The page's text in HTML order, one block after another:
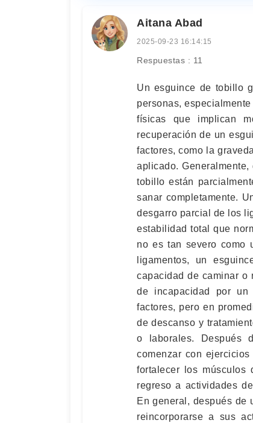
Aitana Abad
2025-09-23 16:14:15
Respuestas : 11
Un esguince de tobillo
personas,
físicas que implican
recuperación de un
factores, como la
aplicado.
tobillo están
sanar completamente.
desgarro parcial de los
estabilidad total que
no es tan severo como
ligamentos, un
capacidad de caminar o
de incapacidad por
factores, pero en
de descanso y
o laborales. Después
comenzar con
fortalecer los músculos
regreso a actividades
En general, después de
reincorporarse a sus